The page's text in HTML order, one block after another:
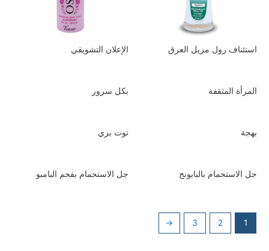
استئناف رول مزيل العرق الإعلان التشويقي
المرأة المثقفة بكل سرور
بهجة توت بري
جل الاستحمام بالبابونج جل الاستحمام بفحم البامبو
1
2
3
←